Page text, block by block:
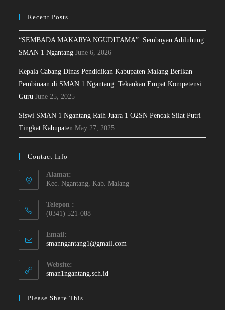
Recent Posts
“SEMBADA MAKARYA NGUDITAMA”: Semboyan Adiluhung
SMAN 1 Ngantang June 6, 2026
Kepala Cabang Dinas Pendidikan Kabupaten Malang Berikan
Pembinaan di SMAN 1 Ngantang: Tekankan Empat Kompetensi
Guru June 25, 2025
Siswi SMAN 1 Ngantang Raih Juara 1 O2SN Pencak Silat Putri
Tingkat Kabupaten May 27, 2025
Contact Info
Alamat:
Kec. Ngantang, Kab. Malang
Telepon :
(0341) 521-088
Email:
smanngantang1@gmail.com
Website:
sman1ngantang.sch.id
Please Share This